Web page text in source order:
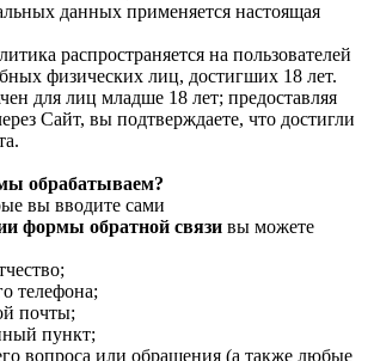
данных применяется настоящая
распространяется на пользователей
физических лиц, достигших 18 лет.
для лиц младше 18 лет; предоставляя
Сайт, вы подтверждаете, что достигли
обрабатываем?
вы вводите сами
формы обратной связи вы можете
телефона;
почты;
пункт;
вопроса или обращения (а также любые